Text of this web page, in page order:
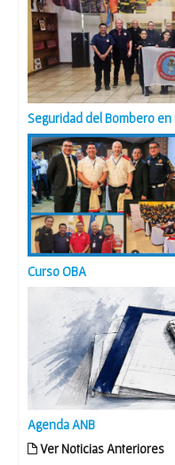
Seguridad del Bombero
Curso OBA
Agenda ANB
Ver Noticias Anteriores